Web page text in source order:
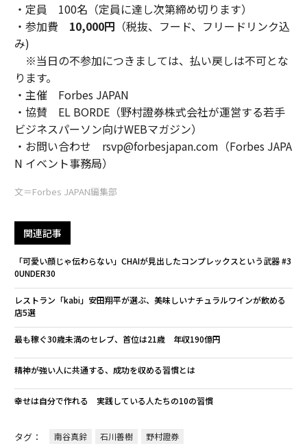
・定員 100名（定員に達し次第締め切ります）
・参加費 10,000円 （税抜、フード、フリードリンク込
み)
※当日の不参加につきましては、払い戻しは不可とな
ります。
・主催 Forbes JAPAN
・協賛 EL BORDE（野村證券株式会社が運営する若手
ビジネスパーソン向けWEBマガジン）
・お問い合わせ rsvp@forbesjapan.com（Forbes JAPA
N イベント事務局）
文＝Forbes JAPAN編集部
関連記事
「可愛い顔じゃ伝わらない」CHAIが見出したコンプレックスという武器 #3
0UNDER30
レストラン「kabi」安田翔平が選ぶ、美味しいナチュラルワインが飲める
店5選
最も稼ぐ30歳未満のセレブ、首位は21歳 年収190億円
精神が強い人に共通する、成功を収める習慣とは
幸せは自分で作れる 実践している人たちの10の習慣
タグ： 南谷真鈴 石川善樹 野村證券